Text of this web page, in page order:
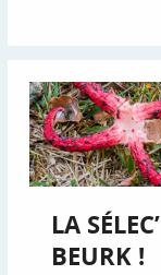
LA SÉLEC’
BEURK !